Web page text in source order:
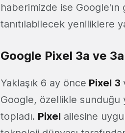
haberimizde ise
tanıtılabilecek yeniliklere
Google Pixel 3a ve
Yaklaşık 6 ay önce Pixel 3
Google, özellikle sunduğu
topladı. Pixel ailesine